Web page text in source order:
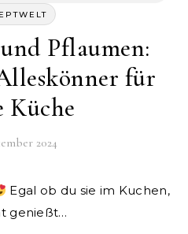
Pflaumen:
für
Küche
2024
Egal ob du sie im Kuchen,
genießt…